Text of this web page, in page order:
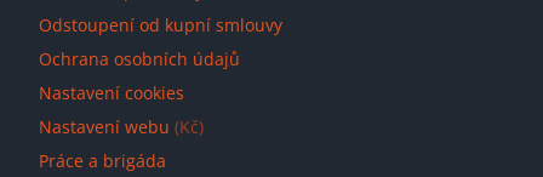
Odstoupení od kupní smlouvy
Ochrana osobních údajů
Nastavení cookies
Nastavení webu (Kč)
Práce a brigáda